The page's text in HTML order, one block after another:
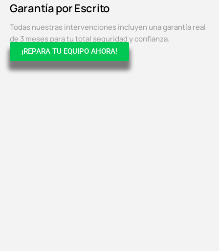
Garantía por Escrito
Todas nuestras intervenciones incluyen una garantía real
de 3 meses para tu total seguridad y confianza.
¡REPARA TU EQUIPO AHORA!